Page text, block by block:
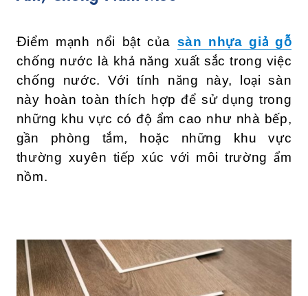
Điểm mạnh nổi bật của sàn nhựa giả gỗ
chống nước là khả năng xuất sắc trong việc
chống nước. Với tính năng này, loại sàn
này hoàn toàn thích hợp để sử dụng trong
những khu vực có độ ẩm cao như nhà bếp,
gần phòng tắm, hoặc những khu vực
thường xuyên tiếp xúc với môi trường ẩm
nồm.